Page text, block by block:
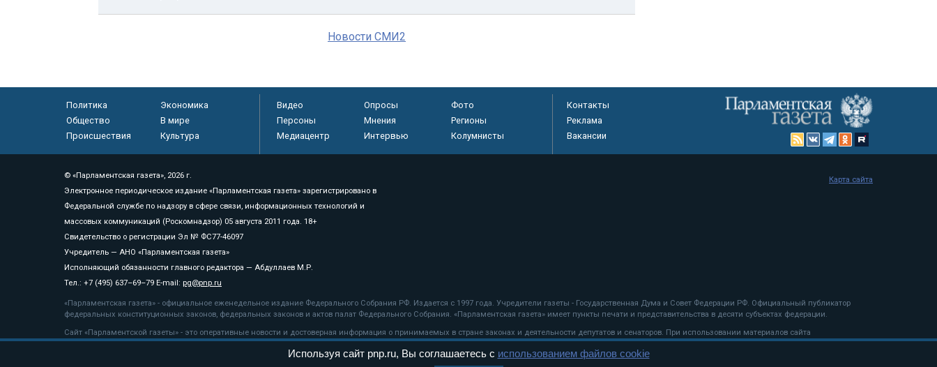
Новости СМИ2
Политика
Экономика
Общество
В мире
Происшествия
Культура
Видео Опросы
Фото
Персоны
Мнения
Регионы
Медиацентр
Интервью Колумнисты
Контакты
Реклама
Вакансии
© «Парламентская газета», 2026 г.
Электронное периодическое издание «Парламентская газета» зарегистрировано в
Федеральной службе по надзору в сфере связи, информационных технологий и
массовых коммуникаций (Роскомнадзор) 05 августа 2011 года. 18+
Свидетельство о регистрации Эл № ФС77-46097
Учредитель — АНО «Парламентская газета»
Исполняющий обязанности главного редактора — Абдуллаев М.Р.
Тел.: +7 (495) 637–69–79 E-mail: pg@pnp.ru
«Парламентская газета» - официальное еженедельное издание Федерального Собрания РФ. Издается с 1997 года. Учредители газеты - Государственная Дума и Совет Федерации РФ. Официальный публикатор
федеральных конституционных законов, федеральных законов и актов палат Федерального Собрания. «Парламентская газета» имеет пункты печати и представительства в десяти субъектах федерации.
Сайт «Парламентской газеты» - это оперативные новости и достоверная информация о принимаемых в стране законах и деятельности депутатов и сенаторов. При использовании материалов сайта
«Парламентской газеты» активная ссылка на pnp.ru обязательна.
рекомендательные технологии
Карта сайта
Используя сайт pnp.ru, Вы соглашаетесь с использованием файлов cookie